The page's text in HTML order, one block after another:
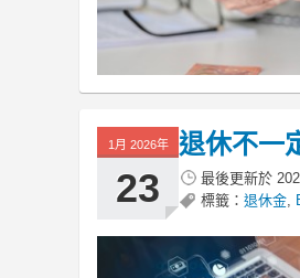
1月 2026年
23
退休不一
最後更新於
標籤： 退休金